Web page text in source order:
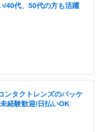
/40代、50代の方も活躍
ンタクトレンズのパッケ
経験歓迎/日払いOK